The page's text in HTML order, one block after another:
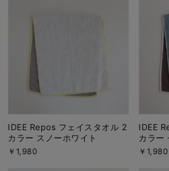
IDEE Repos フェイスタオル 2
カラー スノーホワイト
￥1,980
IDEE
カラー
￥1,980